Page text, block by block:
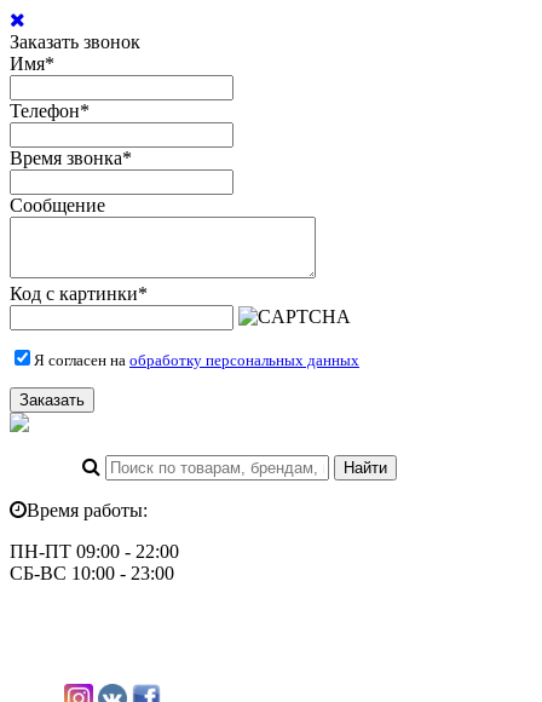
Заказать звонок
Имя*
Телефон*
Время звонка*
Сообщение
Код с картинки*
Я согласен на обработку персональных данных
Заказать
Время работы:
ПН-ПТ 09:00 - 22:00
СБ-ВС 10:00 - 23:00